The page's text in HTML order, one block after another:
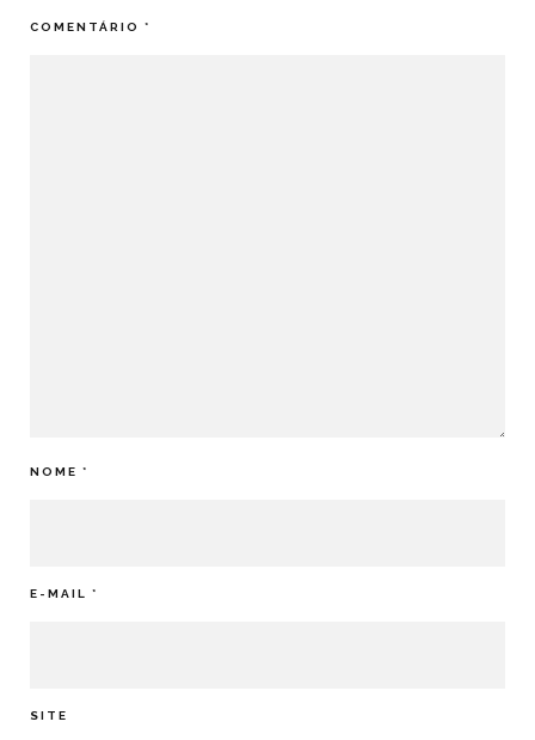
COMENTÁRIO *
NOME *
E-MAIL *
SITE